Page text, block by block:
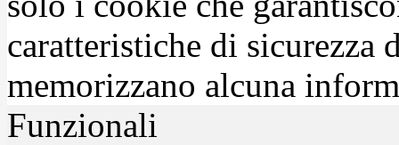
caratteristiche di sicurezza
memorizzano alcuna
Funzionali